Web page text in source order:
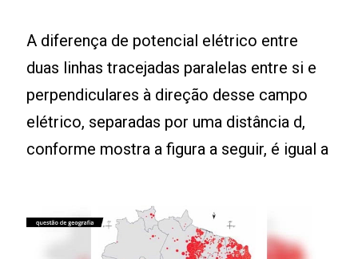
A diferença de potencial elétrico entre
duas linhas tracejadas paralelas entre si e
perpendiculares à direção desse campo
elétrico, separadas por uma distância d,
conforme mostra a figura a seguir, é igual a